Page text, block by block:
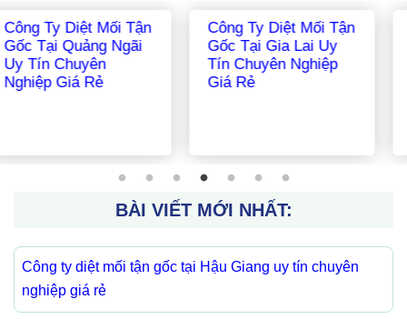
Công Ty Diệt Mối Tận
Gốc Tại Bắc Ninh Uy
Tín Chuyên Nghiệp
Giá Rẻ
Công Ty Diệt Mối Tận
Gốc Tại Bình Dương
Uy Tín Chuyên
Nghiệp Giá Rẻ
BÀI VIẾT MỚI NHẤT:
Công ty diệt mối tận gốc tại Hậu Giang uy tín chuyên
nghiệp giá rẻ